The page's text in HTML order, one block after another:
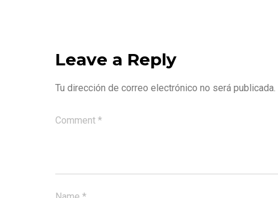
Leave a Reply
Tu dirección de correo electrónico no será publicada.